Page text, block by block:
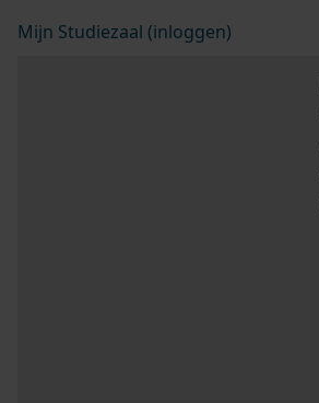
Mijn Studiezaal (inloggen)